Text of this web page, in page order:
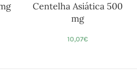
Centelha Asiática 500
mg
10,07€